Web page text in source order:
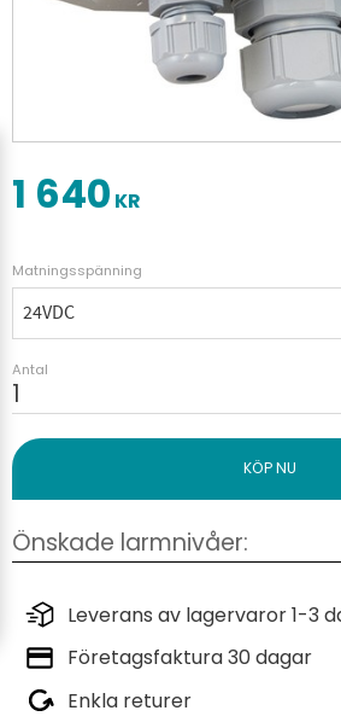
1 640 KR
Matningsspänning
Antal
Leverans av lagervaror 1-3
Företagsfaktura 30 dagar
Enkla returer